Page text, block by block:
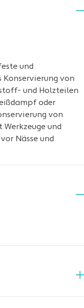
und
Konservierung von
und Holzteilen
oder
von
und
Nässe und